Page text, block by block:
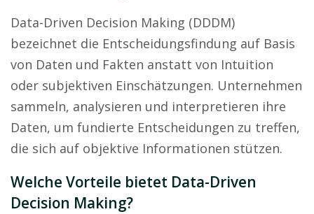
Data-Driven Decision Making (DDDM)
bezeichnet die Entscheidungsfindung auf Basis
von Daten und Fakten anstatt von Intuition
oder subjektiven Einschätzungen. Unternehmen
sammeln, analysieren und interpretieren ihre
Daten, um fundierte Entscheidungen zu treffen,
die sich auf objektive Informationen stützen.
Welche Vorteile bietet Data-Driven
Decision Making?